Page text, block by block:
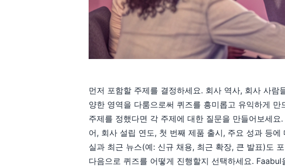
먼저 포함할 주제를 결정하세요. 회사 역사, 회사 사
양한 영역을 다룸으로써 퀴즈를 흥미롭고 유익하게 만
주제를 정했다면 각 주제에 대한 질문을 만들어보세
어, 회사 설립 연도, 첫 번째 제품 출시, 주요 성과 등
실과 최근 뉴스(예: 신규 채용, 최근 확장, 큰 발표)도
다음으로 퀴즈를 어떻게 진행할지 선택하세요.